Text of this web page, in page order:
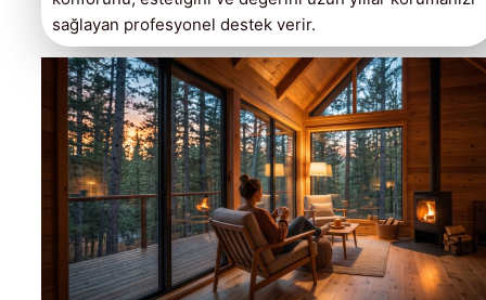
sağlayan profesyonel destek verir.